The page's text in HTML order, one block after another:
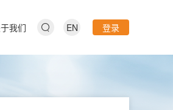
我们 EN 登录